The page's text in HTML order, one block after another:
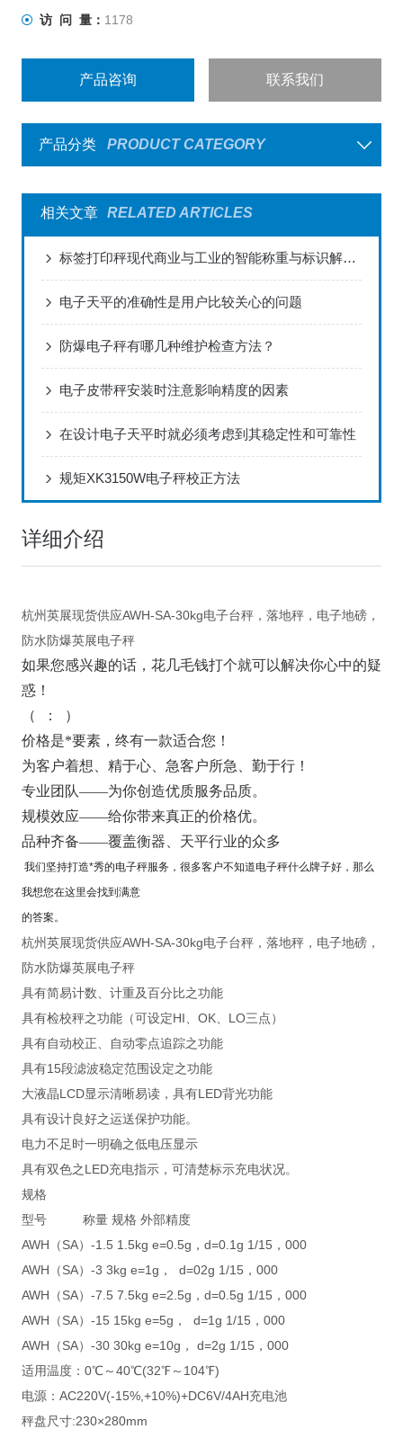
访 问 量： 1178
产品咨询 联系我们
产品分类 PRODUCT CATEGORY
相关文章 RELATED ARTICLES
标签打印秤现代商业与工业的智能称重与标识解决方案
电子天平的准确性是用户比较关心的问题
防爆电子秤有哪几种维护检查方法？
电子皮带秤安装时注意影响精度的因素
在设计电子天平时就必须考虑到其稳定性和可靠性
规矩XK3150W电子秤校正方法
详细介绍
杭州英展现货供应AWH-SA-30kg电子台秤，落地秤，电子地磅，
防水防爆英展电子秤
如果您感兴趣的话，花几毛钱打个就可以解决你心中的疑
惑！
（
：
）
价格是*要素，终有一款适合您！
为客户着想、精于心、急客户所急、勤于行！
专业团队——为你创造优质服务品质。
规模效应——给你带来真正的价格优。
品种齐备——覆盖衡器、天平行业的众多
我们坚持打造*秀的电子秤服务，很多客户不知道电子秤什么牌子好，那么
我想您在这里会找到满意
的答案。
杭州英展现货供应AWH-SA-30kg电子台秤，落地秤，电子地磅，
防水防爆英展电子秤
具有简易计数、计重及百分比之功能
具有检校秤之功能（可设定HI、OK、LO三点）
具有自动校正、自动零点追踪之功能
具有15段滤波稳定范围设定之功能
大液晶LCD显示清晰易读，具有LED背光功能
具有设计良好之运送保护功能。
电力不足时一明确之低电压显示
具有双色之LED充电指示，可清楚标示充电状况。
规格
型号 称量 规格 外部精度
AWH（SA）-1.5 1.5kg e=0.5g，d=0.1g 1/15，000
AWH（SA）-3 3kg e=1g， d=02g 1/15，000
AWH（SA）-7.5 7.5kg e=2.5g，d=0.5g 1/15，000
AWH（SA）-15 15kg e=5g， d=1g 1/15，000
AWH（SA）-30 30kg e=10g， d=2g 1/15，000
适用温度：0℃～40℃(32℉～104℉)
电源：AC220V(-15%,+10%)+DC6V/4AH充电池
秤盘尺寸:230×280mm